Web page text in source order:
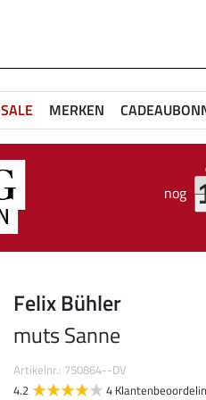
SALE MERKEN
nog
Felix Bühler
muts Sanne
Artikelnr.: 750864--DV
4.2
4